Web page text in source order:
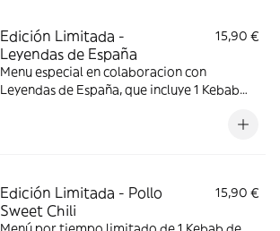
Edición Limitada -
Leyendas de España
15,90 €
Menu especial en colaboracion con
Leyendas de España, que incluye 1 Kebab
Edición Limitada - Pollo
Sweet Chili
15,90 €